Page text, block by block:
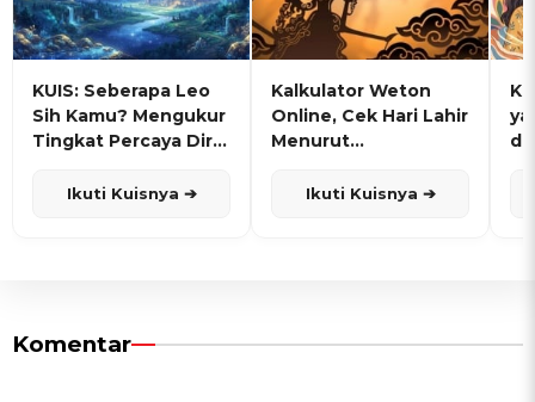
KUIS: Seberapa Leo
Sih Kamu? Mengukur
Tingkat Percaya Diri
Ikuti Kuisnya ➔
Kalkulator Weton
Online, Cek Hari Lahir
Menurut
Ikuti Kuisnya ➔
Komentar